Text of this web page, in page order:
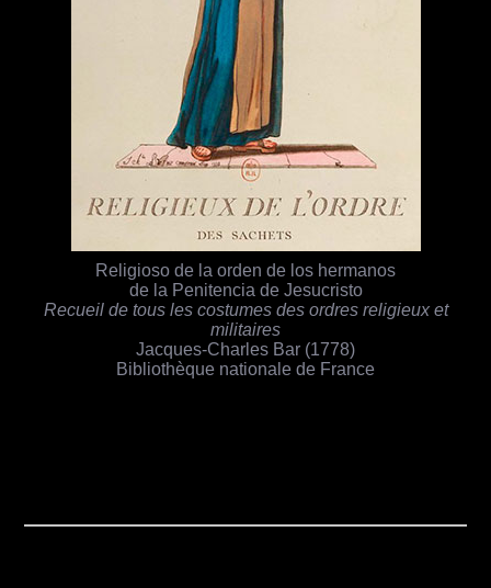
Religioso de la orden de los hermanos
de la Penitencia de Jesucristo
Recueil de tous les costumes des ordres religieux et
militaires
Jacques-Charles Bar (1778)
Bibliothèque nationale de France